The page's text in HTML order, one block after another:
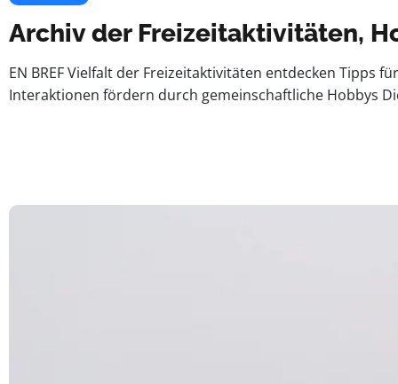
Archiv der Freizeitaktivitäten,
EN BREF Vielfalt der Freizeitaktivitäten entdecken Tipps
Interaktionen fördern durch gemeinschaftliche Hobbys